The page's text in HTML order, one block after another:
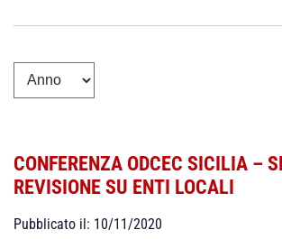
CONFERENZA ODCEC SICILIA –
REVISIONE SU ENTI LOCALI
Pubblicato il: 10/11/2020